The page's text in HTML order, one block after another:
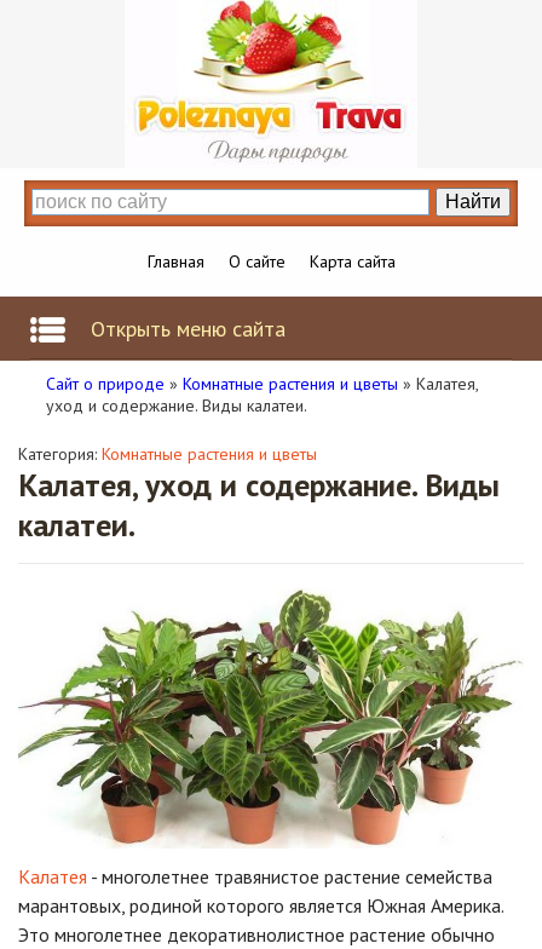
Главная О сайте Карта сайта
Открыть меню сайта
Сайт о природе » Комнатные растения и цветы » Калатея,
уход и содержание. Виды калатеи.
Категория: Комнатные растения и цветы
Калатея, уход и содержание. Виды
калатеи.
Калатея - многолетнее травянистое растение семейства
марантовых, родиной которого является Южная Америка.
Это многолетнее декоративнолистное растение обычно